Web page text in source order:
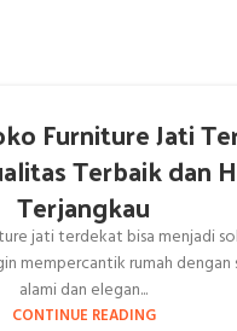
Furniture Jati
Terbaik dan
Terjangkau
jati terdekat bisa menjadi
mempercantik rumah dengan
alami dan elegan...
CONTINUE READING